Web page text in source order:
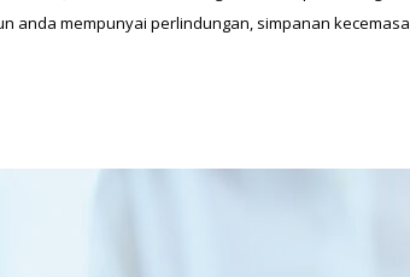
anda mempunyai perlindungan, simpanan